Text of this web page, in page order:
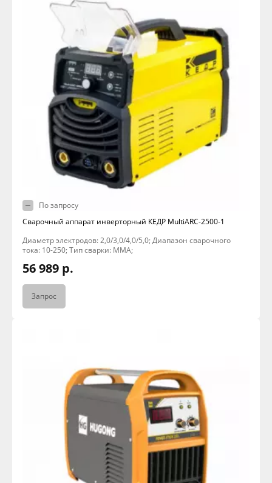
По запросу
Сварочный аппарат инверторный КЕДР MultiARC-2500-1
Диаметр электродов: 2,0/3,0/4,0/5,0; Диапазон сварочного
тока: 10-250; Тип сварки: MMA;
56 989 р.
Запрос